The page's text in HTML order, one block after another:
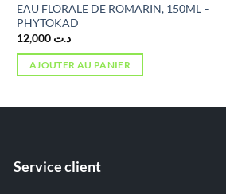
EAU FLORALE DE ROMARIN, 150ML –
PHYTOKAD
د.ت
AJOUTER AU PANIER
Service client